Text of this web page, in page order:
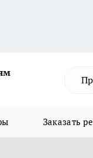
Заказать